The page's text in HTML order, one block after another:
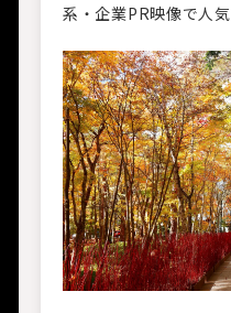
系・企業PR映像で人気